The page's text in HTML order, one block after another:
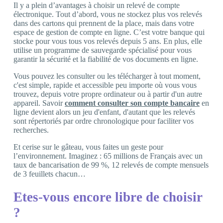
Il y a plein d’avantages à choisir un relevé de compte
électronique. Tout d’abord, vous ne stockez plus vos relevés
dans des cartons qui prennent de la place, mais dans votre
espace de gestion de compte en ligne. C’est votre banque qui
stocke pour vous tous vos relevés depuis 5 ans. En plus, elle
utilise un programme de sauvegarde spécialisé pour vous
garantir la sécurité et la fiabilité de vos documents en ligne.
Vous pouvez les consulter ou les télécharger à tout moment,
c'est simple, rapide et accessible peu importe où vous vous
trouvez, depuis votre propre ordinateur ou à partir d'un autre
appareil. Savoircomment consulter son compte bancaire en
ligne devient alors un jeu d'enfant, d'autant que les relevés
sont répertoriés par ordre chronologique pour faciliter vos
recherches.
Et cerise sur le gâteau, vous faites un geste pour
l’environnement. Imaginez : 65 millions de Français avec un
taux de bancarisation de 99 %, 12 relevés de compte mensuels
de 3 feuillets chacun…
Etes-vous encore libre de choisir
?